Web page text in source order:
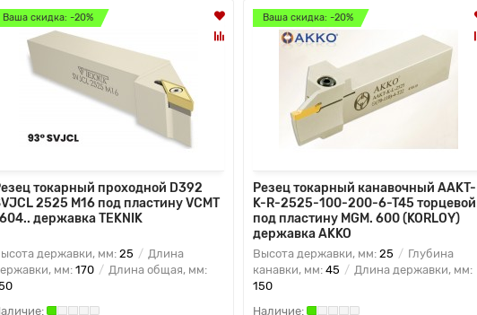
Ваша скидка: -20%
токарный проходной D392
2525 M16 под пластину VCMT
державка TEKNIK
державки, мм: 25
Длина
мм: 170
Длина общая, мм:
Ваша скидка: -20%
Резец токарный канавочный AAKT-
K-R-2525-100-200-6-T45 торцевой
под пластину MGM. 600 (KORLOY)
державка AKKO
Высота державки, мм: 25
Глубина
канавки, мм: 45
Длина державки, мм:
150